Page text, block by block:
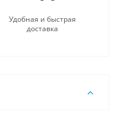
Удобная и быстрая
доставка